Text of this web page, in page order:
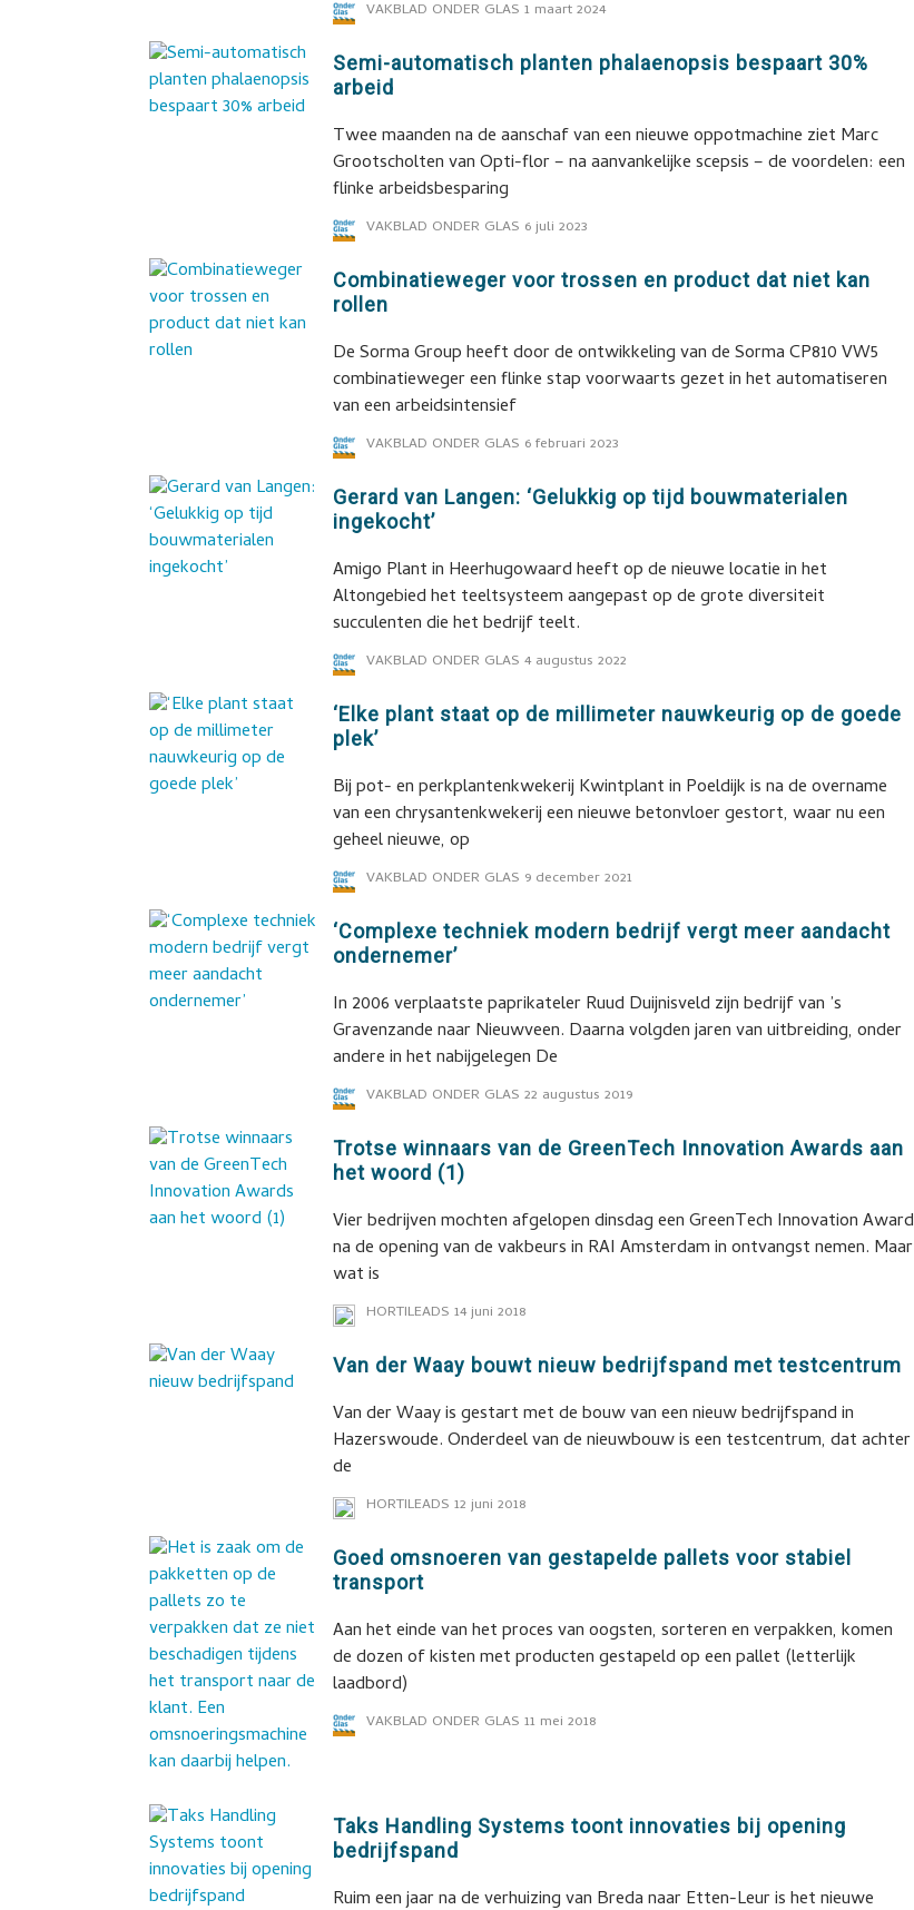
VAKBLAD ONDER GLAS 1 maart 2024
Semi-automatisch planten phalaenopsis bespaart 30%
arbeid
Twee maanden na de aanschaf van een nieuwe oppotmachine ziet Marc
Grootscholten van Opti-flor – na aanvankelijke scepsis – de voordelen: een
flinke arbeidsbesparing
VAKBLAD ONDER GLAS 6 juli 2023
Combinatieweger voor trossen en product dat niet kan
rollen
De Sorma Group heeft door de ontwikkeling van de Sorma CP810 VW5
combinatieweger een flinke stap voorwaarts gezet in het automatiseren
van een arbeidsintensief
VAKBLAD ONDER GLAS 6 februari 2023
Gerard van Langen: ‘Gelukkig op tijd bouwmaterialen
ingekocht’
Amigo Plant in Heerhugowaard heeft op de nieuwe locatie in het
Altongebied het teeltsysteem aangepast op de grote diversiteit
succulenten die het bedrijf teelt.
VAKBLAD ONDER GLAS 4 augustus 2022
‘Elke plant staat op de millimeter nauwkeurig op de goede
plek’
Bij pot- en perkplantenkwekerij Kwintplant in Poeldijk is na de overname
van een chrysantenkwekerij een nieuwe betonvloer gestort, waar nu een
geheel nieuwe, op
VAKBLAD ONDER GLAS 9 december 2021
‘Complexe techniek modern bedrijf vergt meer aandacht
ondernemer’
In 2006 verplaatste paprikateler Ruud Duijnisveld zijn bedrijf van ’s
Gravenzande naar Nieuwveen. Daarna volgden jaren van uitbreiding, onder
andere in het nabijgelegen De
VAKBLAD ONDER GLAS 22 augustus 2019
Trotse winnaars van de GreenTech Innovation Awards aan
het woord (1)
Vier bedrijven mochten afgelopen dinsdag een GreenTech Innovation Award
na de opening van de vakbeurs in RAI Amsterdam in ontvangst nemen. Maar
wat is
HORTILEADS 14 juni 2018
Van der Waay bouwt nieuw bedrijfspand met testcentrum
Van der Waay is gestart met de bouw van een nieuw bedrijfspand in
Hazerswoude. Onderdeel van de nieuwbouw is een testcentrum, dat achter
de
HORTILEADS 12 juni 2018
Goed omsnoeren van gestapelde pallets voor stabiel
transport
Aan het einde van het proces van oogsten, sorteren en verpakken, komen
de dozen of kisten met producten gestapeld op een pallet (letterlijk
laadbord)
VAKBLAD ONDER GLAS 11 mei 2018
Taks Handling Systems toont innovaties bij opening
bedrijfspand
Ruim een jaar na de verhuizing van Breda naar Etten-Leur is het nieuwe